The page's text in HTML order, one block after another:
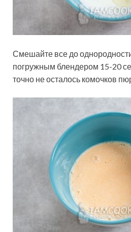
Смешайте все до
погружным блендером 15-20
точно не осталось комочков